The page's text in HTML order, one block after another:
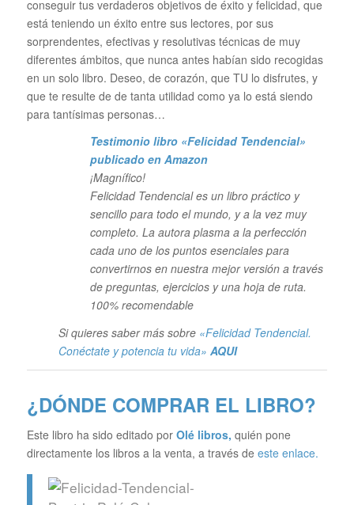
conseguir tus verdaderos objetivos de éxito y felicidad, que
está teniendo un éxito entre sus lectores, por sus
sorprendentes, efectivas y resolutivas técnicas de muy
diferentes ámbitos, que nunca antes habían sido recogidas
en un solo libro. Deseo, de corazón, que TU lo disfrutes, y
que te resulte de de tanta utilidad como ya lo está siendo
para tantísimas personas…
Testimonio libro «Felicidad Tendencial»
publicado en Amazon
¡Magnífico!
Felicidad Tendencial es un libro práctico y
sencillo para todo el mundo, y a la vez muy
completo. La autora plasma a la perfección
cada uno de los puntos esenciales para
convertirnos en nuestra mejor versión a través
de preguntas, ejercicios y una hoja de ruta.
100% recomendable
Si quieres saber más sobre «Felicidad Tendencial.
Conéctate y potencia tu vida» AQUI
¿DÓNDE COMPRAR EL LIBRO?
Este libro ha sido editado por Olé libros, quién pone
directamente los libros a la venta, a través de este enlace.